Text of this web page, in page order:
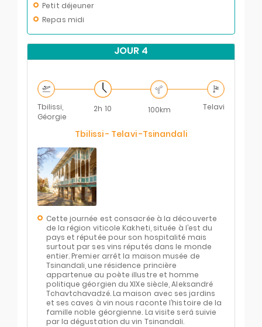
Petit déjeuner
Repas midi
JOUR 4
2h 10 100km
Tbilissi,
Géorgie
Telavi
Tbilissi - Telavi -Tsinandali
Cette journée est consacrée à la découverte
de la région viticole Kakheti, située à l’est du
pays et réputée pour son hospitalité mais
surtout par ses vins réputés dans le monde
entier. Premier arrêt la maison musée de
Tsinandali, une résidence princière
appartenue au poète illustre et homme
politique géorgien du XIXe siècle, Aleksandré
Tchavtchavadzé. La maison avec ses jardins
et ses caves à vin nous raconte l’histoire de la
famille noble géorgienne. La visite será suivie
par la dégustation du vin Tsinandali.